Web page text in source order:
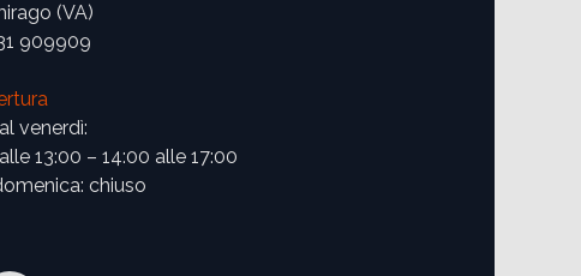
(VA)
909909
venerdì:
13:00 – 14:00 alle 17:00
chiuso